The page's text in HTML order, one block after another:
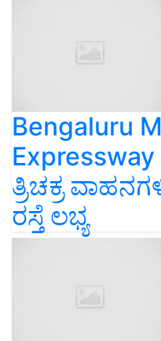
Bengaluru
Expressway
ತ್ರಿಚಕ್ರ
ರಸ್ತೆ ಲಭ್ಯ